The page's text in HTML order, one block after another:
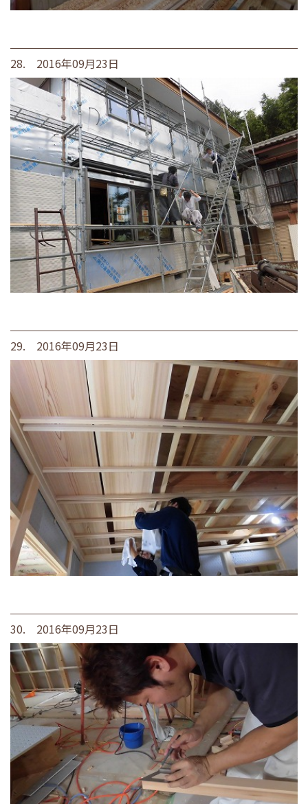
28. 2016年09月23日
29. 2016年09月23日
30. 2016年09月23日